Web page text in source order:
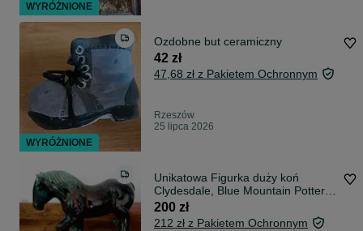
Ozdobne but ceramiczny
42 zł
47,68 zł z Pakietem Ochronnym
Rzeszów
25 lipca 2026
Unikatowa Figurka duży koń
Clydesdale, Blue Mountain Pottery
Kanada
200 zł
212 zł z Pakietem Ochronnym
WYRÓŻNIONE
WYRÓŻNIONE